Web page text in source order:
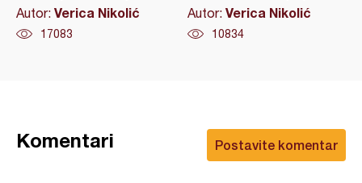
Autor: Verica Nikolić
17083
Autor: Verica Nikolić
10834
Postavite komentar
Komentari